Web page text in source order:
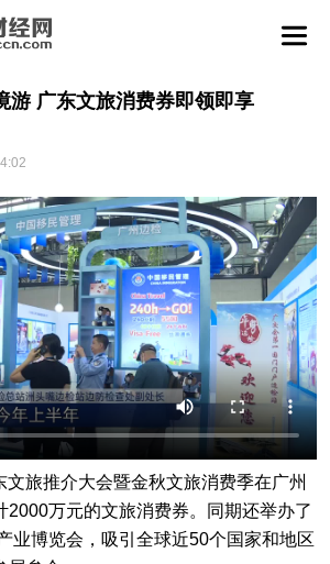
游 广东文旅消费券即领即享
旅推介大会暨金秋文旅消费季在广州
2000万元的文旅消费券。同期还举办了
业博览会，吸引全球近50个国家和地区